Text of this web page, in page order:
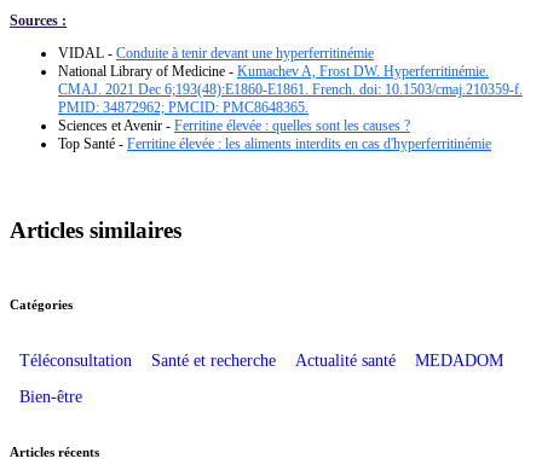
Sources :
VIDAL - Conduite à tenir devant une hyperferritinémie
National Library of Medicine - Kumachev A, Frost DW. Hyperferritinémie.
CMAJ. 2021 Dec 6;193(48):E1860-E1861. French. doi: 10.1503/cmaj.210359-f.
PMID: 34872962; PMCID: PMC8648365.
Sciences et Avenir - Ferritine élevée : quelles sont les causes ?
Top Santé - Ferritine élevée : les aliments interdits en cas d'hyperferritinémie
Articles similaires
Catégories
Téléconsultation Santé et recherche Actualité santé
MEDADOM
Bien-être
Articles récents